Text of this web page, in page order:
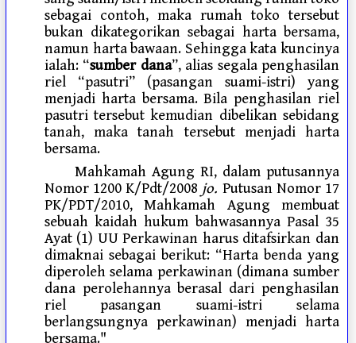
sebagai contoh, maka rumah toko tersebut
bukan dikategorikan sebagai harta bersama,
namun harta bawaan. Sehingga kata kuncinya
ialah: “sumber dana”, alias segala penghasilan
riel “pasutri” (pasangan suami-istri) yang
menjadi harta bersama. Bila penghasilan riel
pasutri tersebut kemudian dibelikan sebidang
tanah, maka tanah tersebut menjadi harta
bersama.
Mahkamah Agung RI, dalam putusannya
Nomor 1200 K/Pdt/2008 jo. Putusan Nomor 17
PK/PDT/2010, Mahkamah Agung membuat
sebuah kaidah hukum bahwasannya Pasal 35
Ayat (1) UU Perkawinan harus ditafsirkan dan
dimaknai sebagai berikut: “Harta benda yang
diperoleh selama perkawinan (dimana sumber
dana perolehannya berasal dari penghasilan
riel pasangan suami-istri selama
berlangsungnya perkawinan) menjadi harta
bersama."